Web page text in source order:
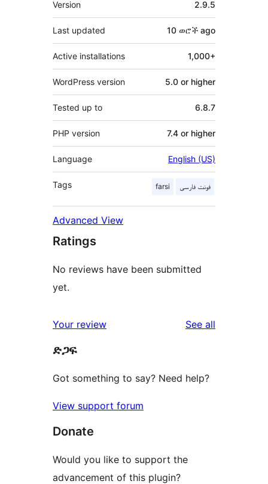
Version 2.9.5
Last updated 10 ወሮች ago
Active installations 1,000+
WordPress version 5.0 or higher
Tested up to 6.8.7
PHP version 7.4 or higher
Language English (US)
Tags farsi فونت فارسی
Advanced View
Ratings
No reviews have been submitted
yet.
Your review See all
ድጋፍ
Got something to say? Need help?
View support forum
Donate
Would you like to support the
advancement of this plugin?